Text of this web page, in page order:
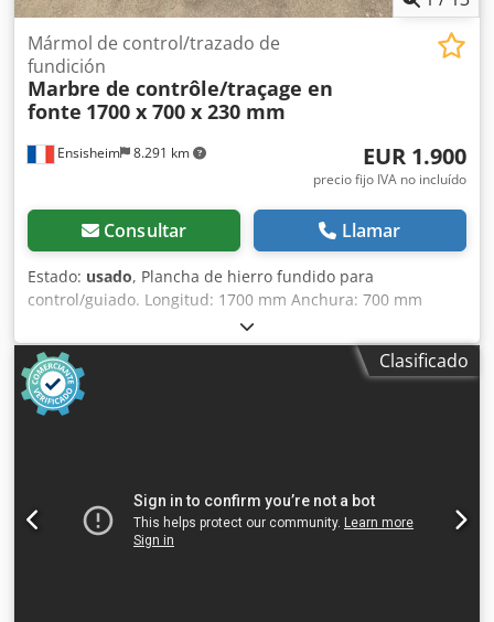
Ensisheim 8.291 km
Mármol de control/trazado de
fundición
Marbre de contrôle/traçage en
fonte 1700 x 700 x 230 mm
EUR 1.900
precio fijo IVA no incluído
Consultar Llamar
Estado: usado, Plancha de hierro fundido para
control/guiado. Longitud: 1700 mm Anchura: 700 mm
Cedpfxezqzy De Ag Toha Grosor: 230 mm Altura sobre los
apoyos: 940 mm Peso: 0,8 toneladas
Clasificado